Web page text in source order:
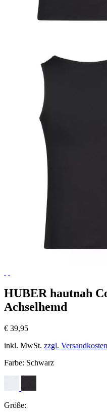
HUBER hautnah
Achselhemd
€ 39,95
inkl. MwSt. zzgl. Versandkosten
Farbe: Schwarz
Größe: